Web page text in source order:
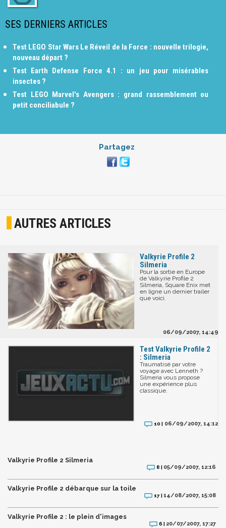
SES DERNIERS ARTICLES
Test LEGO Star Wars Le Réveil de la Force : nouvelle trilogie,
nouveau départ ?
Test Earth Defense Force 4.1 : un jeu pour misérables
insectes ?
Test LEGO Marvel's Avengers : grand rassemblement ou
petit conciliabule ?
Partagez
AUTRES ARTICLES
Valkyrie Profile 2
Silmeria
Pour la sortie en Europe
de Valkyrie Profile 2
Silmeria, Square Enix met
en ligne un dernier trailer
que voici.
06/09/2007, 14:49
Test Valkyrie Profile 2
: Silmeria
Traumatisé par votre
voyage avec Lenneth ?
Silmeria vous propose
une expérience plus
classique.
10 | 06/09/2007, 14:12
Valkyrie Profile 2 Silmeria
8 | 05/09/2007, 12:16
Valkyrie Profile 2 débarque sur la toile
17 |14/08/2007, 15:08
Valkyrie Profile 2 : le plein d'images
6 | 20/07/2007, 17:27